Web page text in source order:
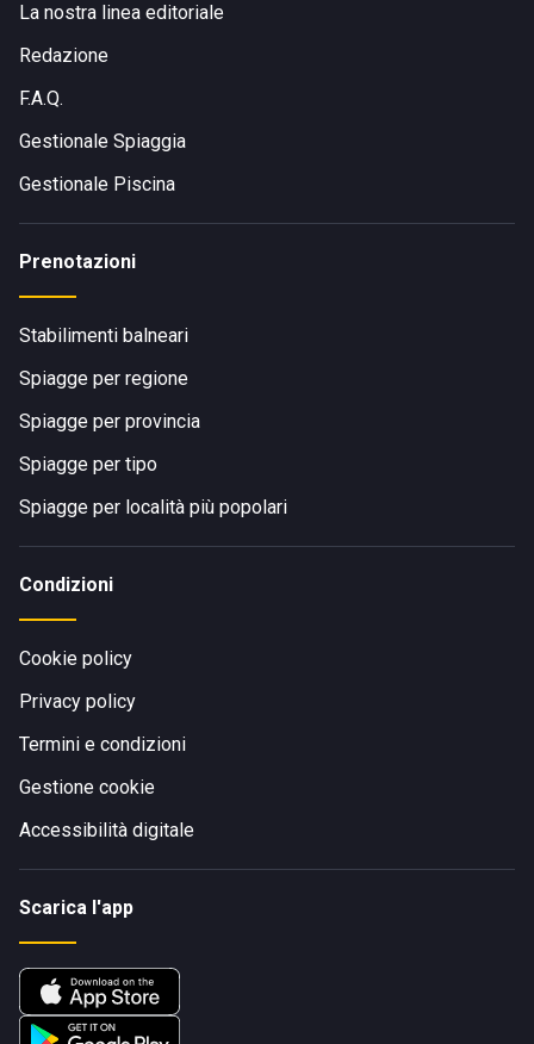
La nostra linea editoriale
Redazione
F.A.Q.
Gestionale Spiaggia
Gestionale Piscina
Prenotazioni
Stabilimenti balneari
Spiagge per regione
Spiagge per provincia
Spiagge per tipo
Spiagge per località più popolari
Condizioni
Cookie policy
Privacy policy
Termini e condizioni
Gestione cookie
Accessibilità digitale
Scarica l'app